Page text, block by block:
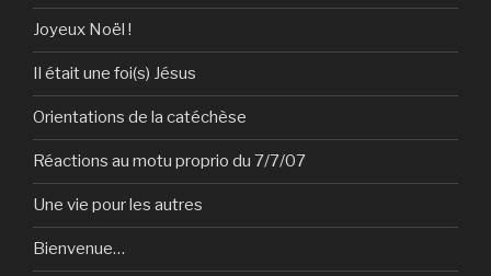
Joyeux Noël !
Il était une foi(s) Jésus
Orientations de la catéchèse
Réactions au motu proprio du 7/7/07
Une vie pour les autres
Bienvenue…